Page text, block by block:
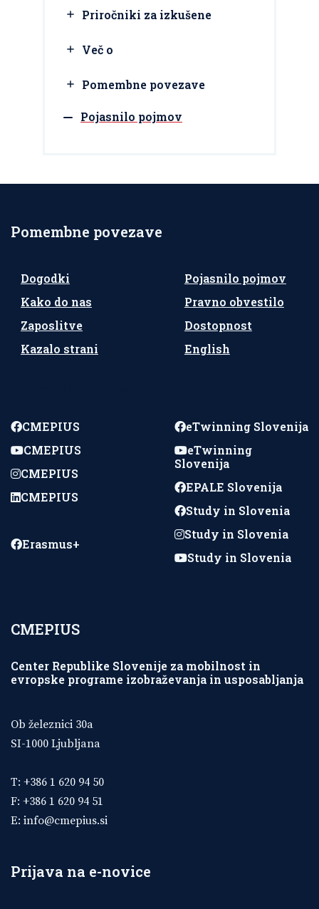
Priročniki za izkušene
Več o
Pomembne povezave
Pojasnilo pojmov
Pomembne povezave
Dogodki
Kako do nas
Zaposlitve
Kazalo strani
Pojasnilo pojmov
Pravno obvestilo
Dostopnost
English
CMEPIUS
CMEPIUS
CMEPIUS
CMEPIUS
Erasmus+
eTwinning Slovenija
eTwinning
Slovenija
EPALE Slovenija
Study in Slovenia
Study in Slovenia
Study in Slovenia
CMEPIUS
Center Republike Slovenije za mobilnost in
evropske programe izobraževanja in usposabljanja
Ob železnici 30a
SI-1000 Ljubljana
T: +386 1 620 94 50
F: +386 1 620 94 51
E: info@cmepius.si
Prijava na e-novice